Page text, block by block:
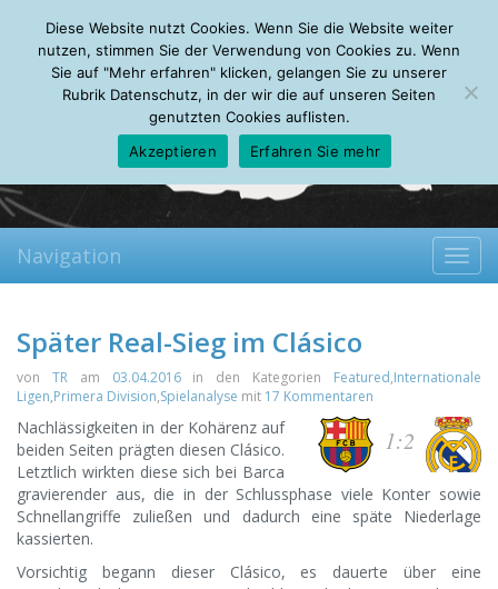
Friday, 07.08.2026
Mein Account
About Autoren Leseempfehlungen FAQ
Navigation
Später Real-Sieg im Clásico
von TRam 03.04.2016in den Kategorien Featured,Internationale
Ligen,Primera Division,Spielanalyse mit 17 Kommentaren
1:2
Nachlässigkeiten in der Kohärenz auf
beiden Seiten prägten diesen Clásico.
Letztlich wirkten diese sich bei Barca
gravierender aus, die in der Schlussphase viele Konter sowie
Schnellangriffe zuließen und dadurch eine späte Niederlage
kassierten.
Vorsichtig begann dieser Clásico, es dauerte über eine
Diese Website nutzt Cookies. Wenn Sie die Website weiter
nutzen, stimmen Sie der Verwendung von Cookies zu. Wenn
Sie auf "Mehr erfahren" klicken, gelangen Sie zu unserer
Rubrik Datenschutz, in der wir die auf unseren Seiten
genutzten Cookies auflisten.
Akzeptieren
Erfahren Sie mehr